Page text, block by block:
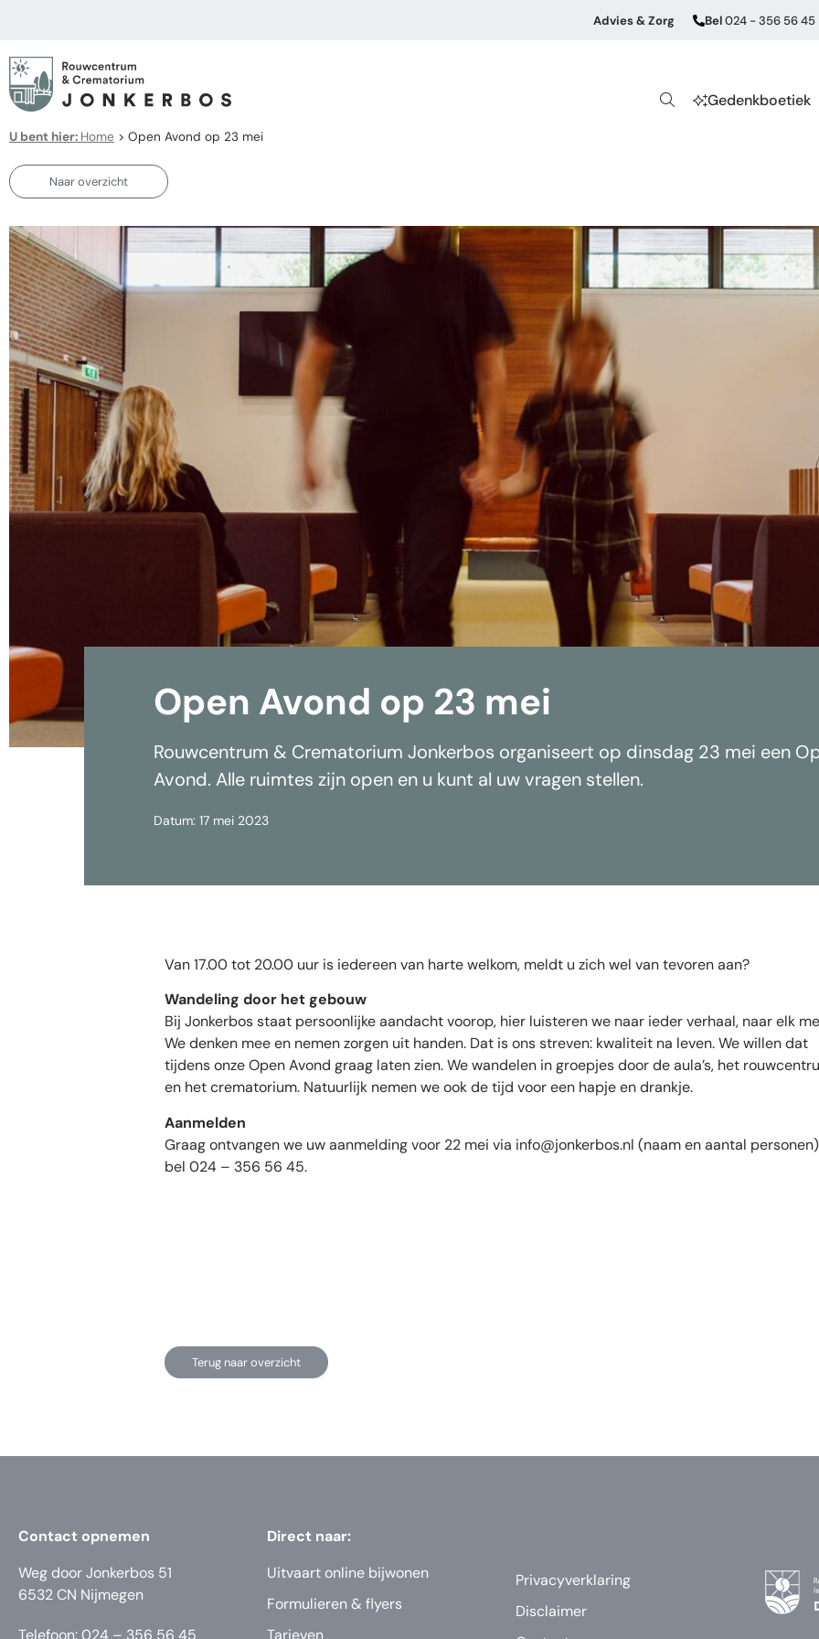
Advies & Zorg Bel024 - 356 56 45
Gedenkboetiek
U bent hier: Home > Open Avond op 23 mei
Naar overzicht
Open Avond op 23 mei
Rouwcentrum & Crematorium Jonkerbos organiseert op dinsdag 23 mei een
Avond. Alle ruimtes zijn open en u kunt al uw vragen stellen.
Datum: 17 mei 2023
Van 17.00 tot 20.00 uur is iedereen van harte welkom, meldt u zich wel van tevoren aan?
Wandeling door het gebouw
Bij Jonkerbos staat persoonlijke aandacht voorop, hier luisteren we naar ieder verhaal, naar elk
We denken mee en nemen zorgen uit handen. Dat is ons streven: kwaliteit na leven. We willen dat
tijdens onze Open Avond graag laten zien. We wandelen in groepjes door de aula’s, het
en het crematorium. Natuurlijk nemen we ook de tijd voor een hapje en drankje.
Aanmelden
Graag ontvangen we uw aanmelding voor 22 mei via info@jonkerbos.nl (naam en aantal
bel 024 – 356 56 45.
Terug naar overzicht
Contact opnemen
Weg door Jonkerbos 51
6532 CN Nijmegen
Telefoon: 024 – 356 56 45
Direct naar:
Uitvaart online bijwonen
Formulieren & flyers
Tarieven
Privacyverklaring
Disclaimer